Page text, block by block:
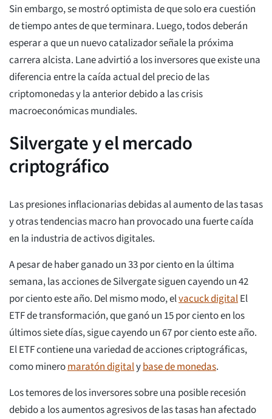
Sin embargo, se mostró optimista de que solo era cuestión
de tiempo antes de que terminara. Luego, todos deberán
esperar a que un nuevo catalizador señale la próxima
carrera alcista. Lane advirtió a los inversores que existe una
diferencia entre la caída actual del precio de las
criptomonedas y la anterior debido a las crisis
macroeconómicas mundiales.
Silvergate y el mercado
criptográfico
Las presiones inflacionarias debidas al aumento de las tasas
y otras tendencias macro han provocado una fuerte caída
en la industria de activos digitales.
A pesar de haber ganado un 33 por ciento en la última
semana, las acciones de Silvergate siguen cayendo un 42
por ciento este año. Del mismo modo, elvacuck digitalEl
ETF de transformación, que ganó un 15 por ciento en los
últimos siete días, sigue cayendo un 67 por ciento este año.
El ETF contiene una variedad de acciones criptográficas,
como mineromaratón digitalybase de monedas.
Los temores de los inversores sobre una posible recesión
debido a los aumentos agresivos de las tasas han afectado